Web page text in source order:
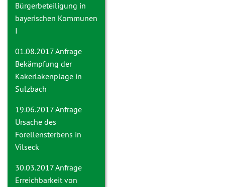
Bürgerbeteiligung in
bayerischen Kommunen
I
01.08.2017 Anfrage
Bekämpfung der
Kakerlakenplage in
Sulzbach
19.06.2017 Anfrage
Ursache des
Forellensterbens in
Vilseck
30.03.2017 Anfrage
Erreichbarkeit von